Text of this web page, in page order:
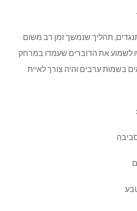
תהליך שנמשך זמן רב משום
לשמוע את הדוברים שעמדו במרחק
בשמות ערבים והיה צורך לאיית